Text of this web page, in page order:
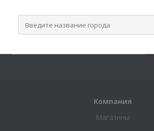
курс грамотного
Компания
Магазины